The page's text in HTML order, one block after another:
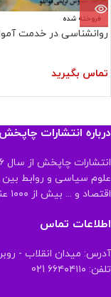
فروخته شده
روانشناسی در خدمت
تماس بگیرید
درباره انتشارات چاپخش
علوم سیاسی و روابط بین
اقتصاد و ... بیش از ۱۰۰۰ عنوان کتاب روانه بازار نشر کرده است .
اطلاعات تماس
آدرس: میدان انقلاب -
تلفن: ۶۶۴۰۴۱۱۰ 021